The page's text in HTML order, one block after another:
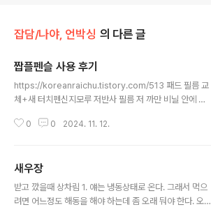
잡담/나야, 언박싱 의 다른 글
짭플펜슬 사용 후기
https://koreanraichu.tistory.com/513 패드 필름 교
체+새 터치펜신지모루 저반사 필름 저 까만 비닐 안에 필
무 작아서 개인 안경수건+액정클리너 사용중… 깔끔하게
소 터치펜, 엔프로텍트에서 준 터치펜, 와콤 뱀부 스타일러
스 이렇게 세개인데 이 중 두개가 고무팁이다. (하나는 재질
이 뭔지 모르겠음...) 1. 짭플펜슬은 일반 터치펜에 비해 자
0 0 2024. 11. 12.
새우장
받고 깠을때 상차림 1. 얘는 냉동상태로 온다. 그래서 먹으
려면 어느정도 해동을 해야 하는데 좀 오래 둬야 한다. 오후